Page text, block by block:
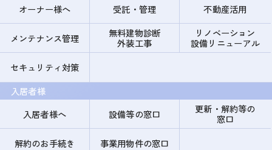
オーナー様へ
受託・管理 不動産活用
メンテナンス管理
無料建物診断
外装工事
リノベーション
設備リニューアル
セキュリティ対策
入居者様
入居者様へ
設備等の窓口
更新・解約等の
窓口
解約のお手続き
事業用物件の窓口